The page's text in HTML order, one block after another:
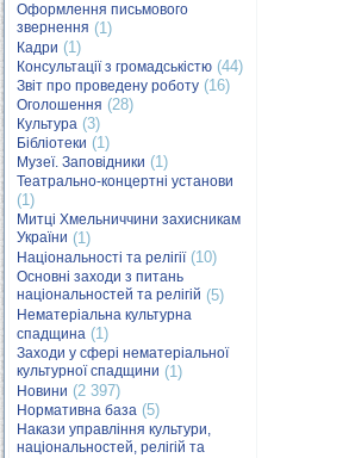
Оформлення письмового
звернення (1)
Кадри (1)
Консультації з громадськістю (44)
Звіт про проведену роботу (16)
Оголошення (28)
Культура (3)
Бібліотеки (1)
Музеї. Заповідники (1)
Театрально-концертні установи
(1)
Митці Хмельниччини захисникам
України (1)
Національності та релігії(10)
Основні заходи з питань
національностей та релігій (5)
Нематеріальна культурна
спадщина (1)
Заходи у сфері нематеріальної
культурної спадщини (1)
Новини (2 397)
Нормативна база (5)
Накази управління культури,
національностей, релігій та